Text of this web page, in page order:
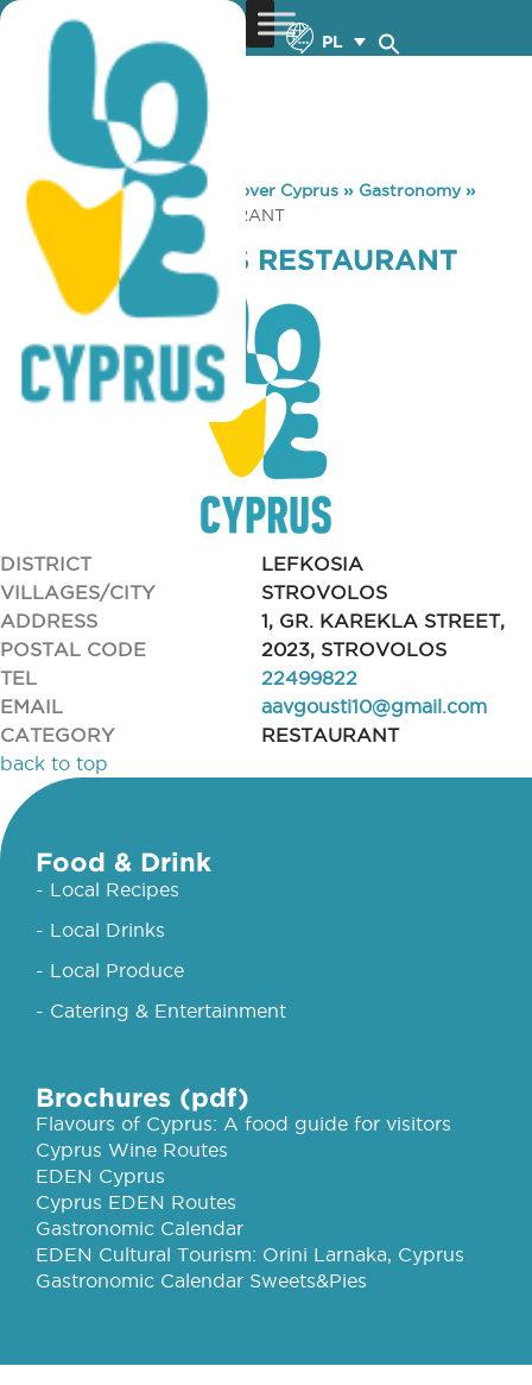
PL
You are here: Home »Discover Cyprus » Gastronomy»
GEORGE – CHRIS RESTAURANT
GEORGE – CHRIS RESTAURANT
DISTRICT
LEFKOSIA
VILLAGES/CITY
STROVOLOS
ADDRESS
1, GR. KAREKLA STREET,
POSTAL CODE
2023, STROVOLOS
TEL
22499822
EMAIL
aavgousti10@gmail.com
CATEGORY
RESTAURANT
back to top
Food & Drink
- Local Recipes
- Local Drinks
- Local Produce
- Catering & Entertainment
Brochures (pdf)
Flavours of Cyprus: A food guide for visitors
Cyprus Wine Routes
EDEN Cyprus
Cyprus EDEN Routes
Gastronomic Calendar
EDEN Cultural Tourism: Orini Larnaka, Cyprus
Gastronomic Calendar Sweets&Pies